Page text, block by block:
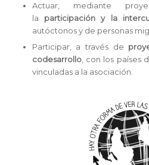
Actuar, mediante
la participación y la
autóctonos y de personas
Participar, a través de
codesarrollo, con los países
vinculadas a la asociación.